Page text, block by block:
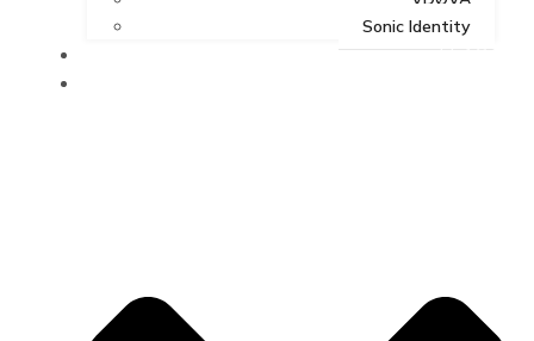
Sonic Identity
FEAST